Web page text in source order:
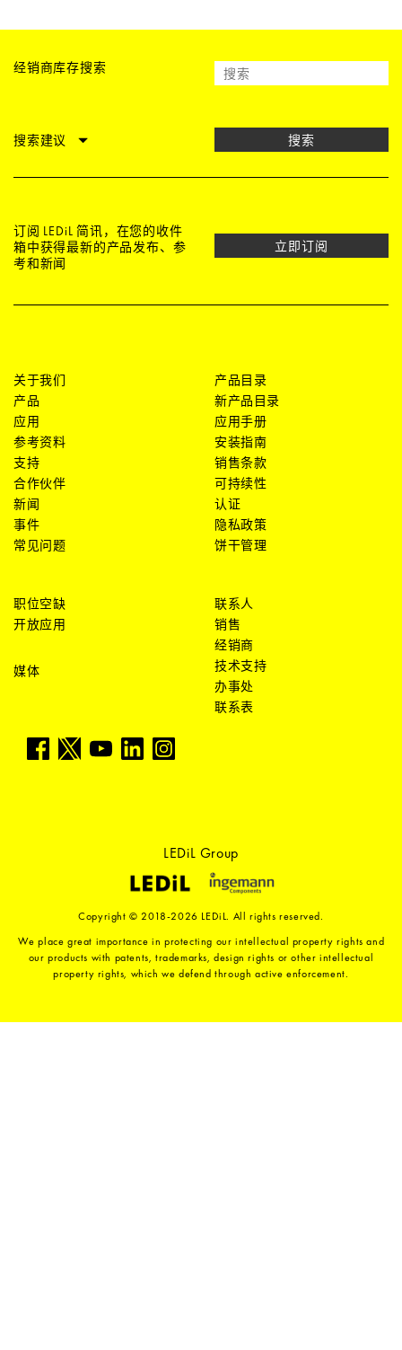
经销商库存搜索
搜索建议 搜索
订阅 LEDiL 简讯，在您的收件
箱中获得最新的产品发布、参
考和新闻
立即订阅
关于我们
产品
应用
参考资料
支持
合作伙伴
新闻
事件
常见问题
产品目录
新产品目录
应用手册
安装指南
销售条款
可持续性
认证
隐私政策
饼干管理
职位空缺
开放应用
媒体
联系人
销售
经销商
技术支持
办事处
联系表
LEDiL Group
Copyright © 2018-2026 LEDiL. All rights reserved.
We place great importance in protecting our intellectual property rights and
our products with patents, trademarks, design rights or other intellectual
property rights, which we defend through active enforcement.